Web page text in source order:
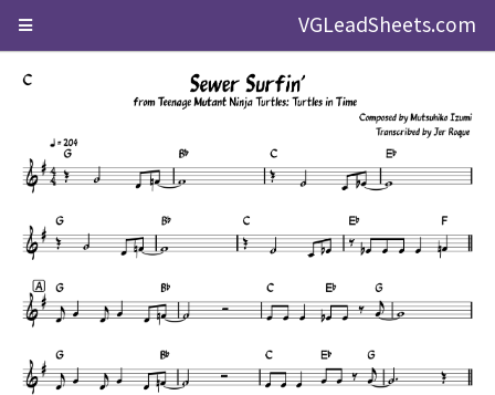
VGLeadSheets.com